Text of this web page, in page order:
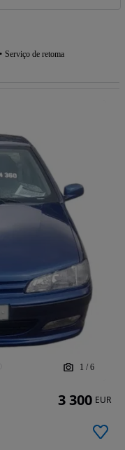
Serviço de retoma
1 / 6
3 300 EUR